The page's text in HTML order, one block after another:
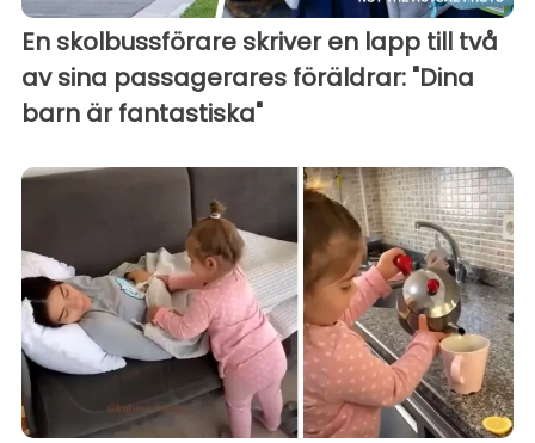
En skolbussförare skriver en lapp till två
av sina passagerares föräldrar: "Dina
barn är fantastiska"